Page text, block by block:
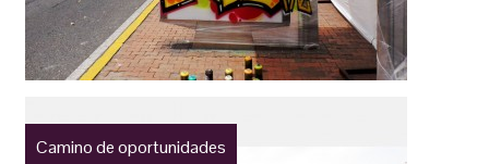
Camino de oportunidades